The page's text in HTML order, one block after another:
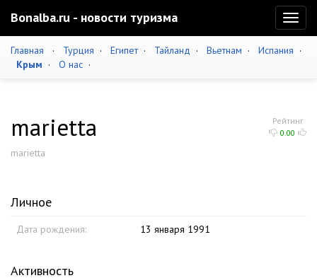
Bonalba.ru - новости туризма
Главная · Турция · Египет· Тайланд · Вьетнам · Испания ·
Крым · О нас ·
Рейтинг
0.00
marietta
marietta
Личное
Дата рождения: 13 января 1991
Активность